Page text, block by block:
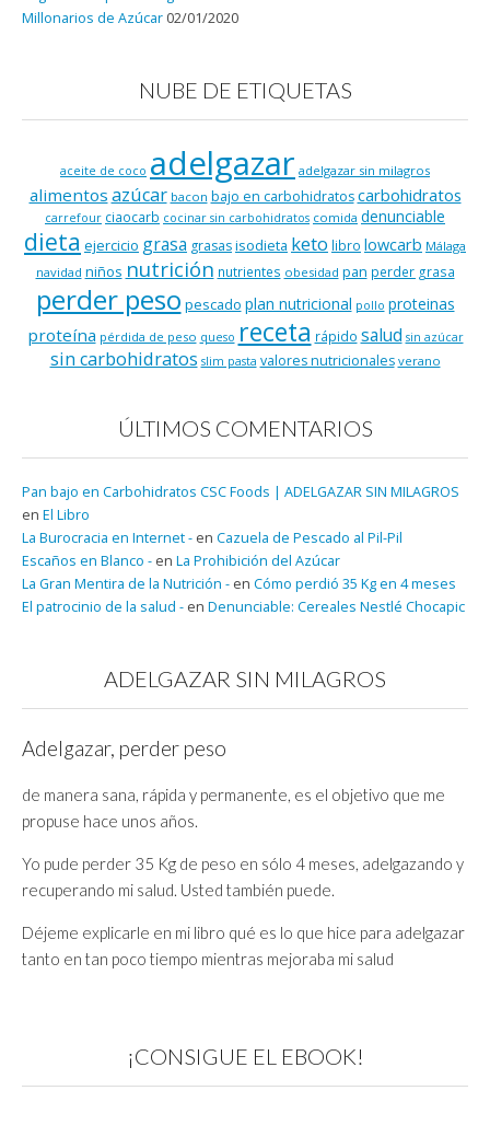
Millonarios de Azúcar 02/01/2020
NUBE DE ETIQUETAS
aceite de coco adelgazar adelgazar sin milagros
alimentos azúcar bacon bajo en carbohidratos carbohidratos
carrefour ciaocarb cocinar sin carbohidratos comida denunciable
dieta ejercicio grasa grasasisodieta keto libro lowcarb Málaga
navidad niños nutrición nutrientes obesidad pan perder grasa
perder peso pescado plan nutricional pollo proteinas
proteína pérdida de peso queso receta rápido salud sin azúcar
sin carbohidratos slim pasta valores nutricionales verano
ÚLTIMOS COMENTARIOS
Pan bajo en Carbohidratos CSC Foods | ADELGAZAR SIN MILAGROS
en El Libro
La Burocracia en Internet - en Cazuela de Pescado al Pil-Pil
Escaños en Blanco - en La Prohibición del Azúcar
La Gran Mentira de la Nutrición - en Cómo perdió 35 Kg en 4 meses
El patrocinio de la salud - en Denunciable: Cereales Nestlé Chocapic
ADELGAZAR SIN MILAGROS
Adelgazar, perder peso
de manera sana, rápida y permanente, es el objetivo que me
propuse hace unos años.
Yo pude perder 35 Kg de peso en sólo 4 meses, adelgazando y
recuperando mi salud. Usted también puede.
Déjeme explicarle en mi libro qué es lo que hice para adelgazar
tanto en tan poco tiempo mientras mejoraba mi salud
¡CONSIGUE EL EBOOK!